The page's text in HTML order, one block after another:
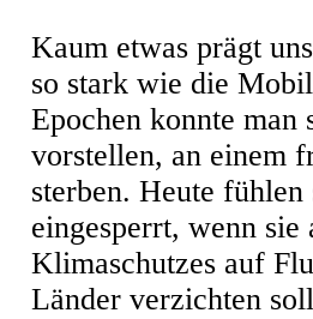
Kaum etwas prägt
so stark wie die
Epochen konnte man
vorstellen, an einem
sterben. Heute
eingesperrt, wenn sie
Klimaschutzes auf
Länder verzichten